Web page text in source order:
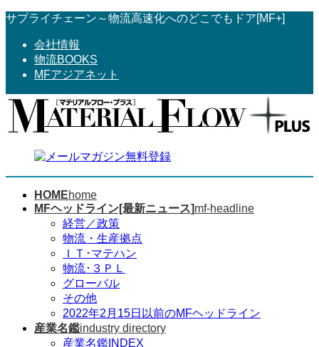
コ
へ
ス
ナ
ョ
ン
サプライチェーン～物流高速化へのどこでもドア[MF+]
会社情報
物流BOOKS
MFアジアネット
HOMEhome
MFヘッドライン[最新ニュース]mf-headline
経営／政策
物流・生産拠点
ＩＴ･マテハン
物流･３ＰＬ
グローバル
その他
2022年2月15日以前のMFヘッドライン
産業名鑑industry directory
産業名鑑INDEX